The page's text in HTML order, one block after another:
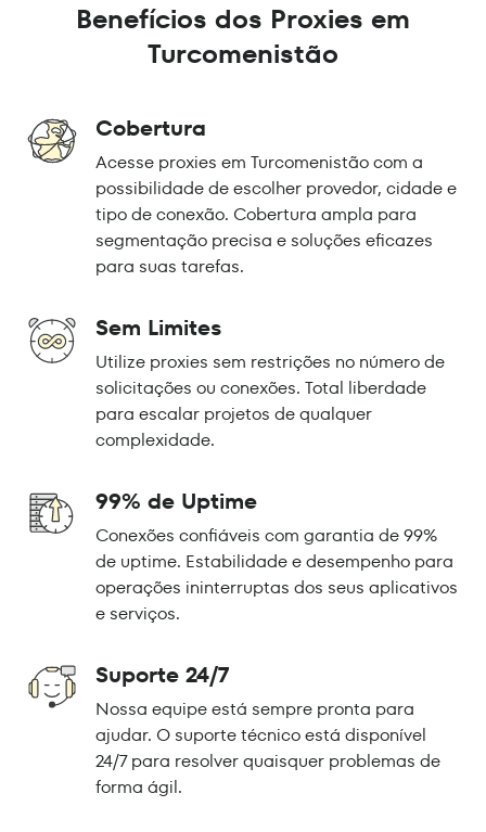
Benefícios dos Proxies em
Turcomenistão
Cobertura
Acesse proxies em Turcomenistão com a
possibilidade de escolher provedor, cidade e
tipo de conexão. Cobertura ampla para
segmentação precisa e soluções eficazes
para suas tarefas.
Sem Limites
Utilize proxies sem restrições no número de
solicitações ou conexões. Total liberdade
para escalar projetos de qualquer
complexidade.
99% de Uptime
Conexões confiáveis com garantia de 99%
de uptime. Estabilidade e desempenho para
operações ininterruptas dos seus aplicativos
e serviços.
Suporte 24/7
Nossa equipe está sempre pronta para
ajudar. O suporte técnico está disponível
24/7 para resolver quaisquer problemas de
forma ágil.